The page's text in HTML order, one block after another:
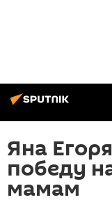
Яна
победу
мамам